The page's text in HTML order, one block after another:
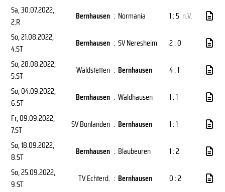
Sa, 30.07.2022,
2.R
Bernhausen : Normania 1 : 5 n.V.
So, 21.08.2022,
4.ST
Bernhausen : SV Neresheim
2 : 0
So, 28.08.2022,
5.ST
Waldstetten : Bernhausen
4 : 1
So, 04.09.2022,
6.ST
Bernhausen : Waldhausen
1 : 1
Fr, 09.09.2022,
7.ST
SV Bonlanden : Bernhausen
1 : 1
So, 18.09.2022,
8.ST
Bernhausen : Blaubeuren
1 : 2
So, 25.09.2022,
9.ST
TV Echterd. : Bernhausen
0 : 2